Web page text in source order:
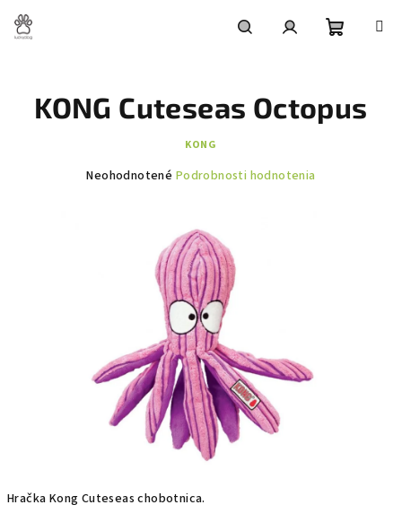
obsah
košík
Hračka Kong Cuteseas chobotnica.
KONG Cuteseas Octopus
KONG
Priemerné
Neohodnotené Podrobnosti hodnotenia